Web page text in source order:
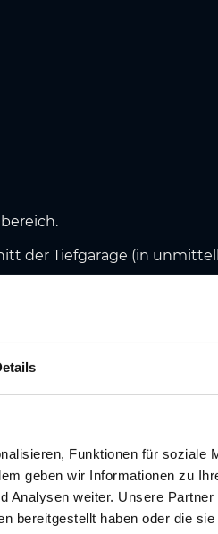
Funktionen für soziale
geben wir Informationen zu
Analysen weiter. Unsere
bereitgestellt haben oder die
der Tiefgarage (in
Kartendarstellung und Tarife
Adresse